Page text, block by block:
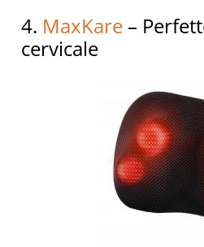
4. MaxKare –
cervicale